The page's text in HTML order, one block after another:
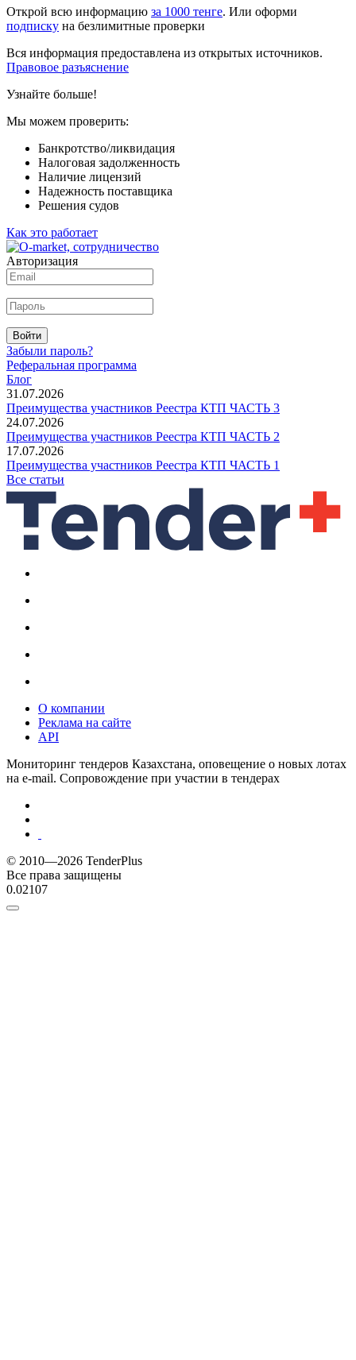
Открой всю информацию за 1000 тенге. Или оформи
подписку на безлимитные проверки
Вся информация предоставлена из открытых источников.
Правовое разъяснение
Узнайте больше!
Мы можем проверить:
Банкротство/ликвидация
Налоговая задолженность
Наличие лицензий
Надежность поставщика
Решения судов
Как это работает
Авторизация
Войти
Забыли пароль?
Реферальная программа
Блог
31.07.2026
Преимущества участников Реестра КТП ЧАСТЬ 3
24.07.2026
Преимущества участников Реестра КТП ЧАСТЬ 2
17.07.2026
Преимущества участников Реестра КТП ЧАСТЬ 1
Все статьи
О компании
Реклама на сайте
API
Мониторинг тендеров Казахстана, оповещение о новых лотах
на e-mail. Сопровождение при участии в тендерах
© 2010—2026 TenderPlus
Все права защищены
0.02107